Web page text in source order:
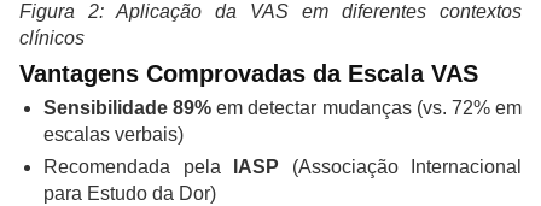
Figura 2: Aplicação da VAS em diferentes contextos
clínicos
Vantagens Comprovadas da Escala VAS
Sensibilidade 89% em detectar mudanças (vs. 72% em
escalas verbais)
Recomendada pela
IASP (Associação Internacional
para Estudo da Dor)